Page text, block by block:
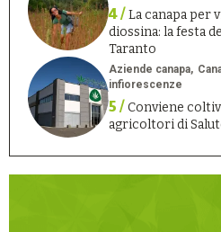
4 /La canapa per
diossina: la festa
Taranto
Aziende canapa
infiorescenze
5 /Conviene
agricoltori di